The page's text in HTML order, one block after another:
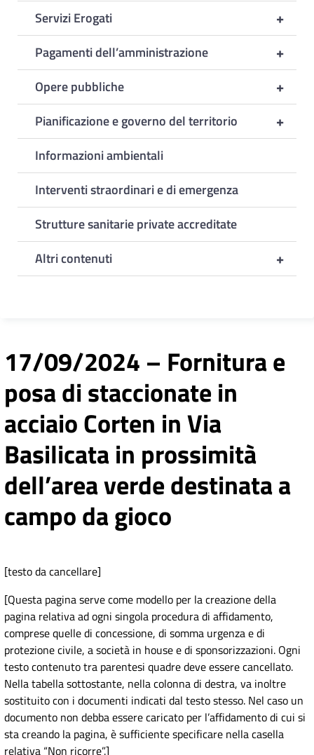
+
Servizi Erogati
+
Pagamenti dell’amministrazione
+
Opere pubbliche
+
Pianificazione e governo del territorio
Informazioni ambientali
Interventi straordinari e di emergenza
Strutture sanitarie private accreditate
+
Altri contenuti
17/09/2024 – Fornitura e
posa di staccionate in
acciaio Corten in Via
Basilicata in prossimità
dell’area verde destinata a
campo da gioco
[testo da cancellare]
[Questa pagina serve come modello per la creazione della
pagina relativa ad ogni singola procedura di affidamento,
comprese quelle di concessione, di somma urgenza e di
protezione civile, a società in house e di sponsorizzazioni. Ogni
testo contenuto tra parentesi quadre deve essere cancellato.
Nella tabella sottostante, nella colonna di destra, va inoltre
sostituito con i documenti indicati dal testo stesso. Nel caso un
documento non debba essere caricato per l’affidamento di cui si
sta creando la pagina, è sufficiente specificare nella casella
relativa “Non ricorre”.]